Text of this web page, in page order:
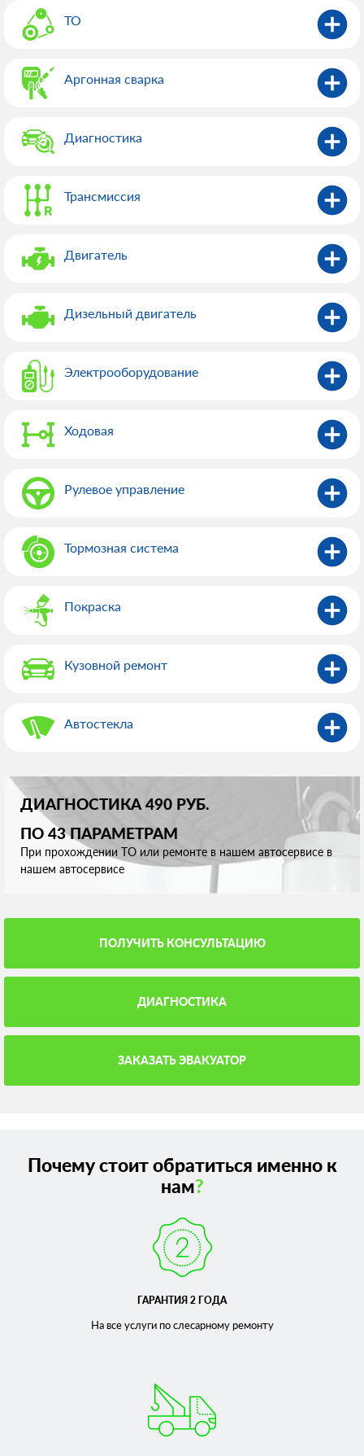
ТО
Аргонная сварка
Диагностика
Трансмиссия
Двигатель
Дизельный двигатель
Электрооборудованиe
Ходовая
Рулевое управление
Тормозная система
Покраска
Кузовной ремонт
Автостекла
ДИАГНОСТИКА 490 РУБ.
ПО 43 ПАРАМЕТРАМ
При прохождении ТО или ремонте в нашем автосервисе в
нашем автосервисе
ПОЛУЧИТЬ КОНСУЛЬТАЦИЮ
ДИАГНОСТИКА
ЗАКАЗАТЬ ЭВАКУАТОР
Почему стоит обратиться именно к
нам?
ГАРАНТИЯ 2 ГОДА
На все услуги по слесарномуремонту